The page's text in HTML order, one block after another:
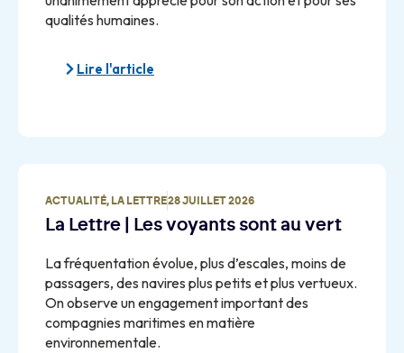
qualités humaines.
Lire l'article
ACTUALITÉ, LA LETTRE28 JUILLET 2026
La Lettre | Les voyants sont au vert
La fréquentation évolue, plus d’escales, moins de
passagers, des navires plus petits et plus vertueux.
On observe un engagement important des
compagnies maritimes en matière
environnementale.